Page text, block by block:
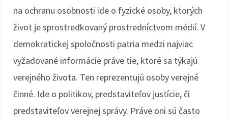
na ochranu osobnosti ide o fyzické osoby, ktorých
život je sprostredkovaný prostredníctvom médií. V
demokratickej spoločnosti patria medzi najviac
vyžadované informácie práve tie, ktoré sa týkajú
verejného života. Ten reprezentujú osoby verejné
činné. Ide o politikov, predstaviteľov justície, či
predstaviteľov verejnej správy. Práve oni sú často